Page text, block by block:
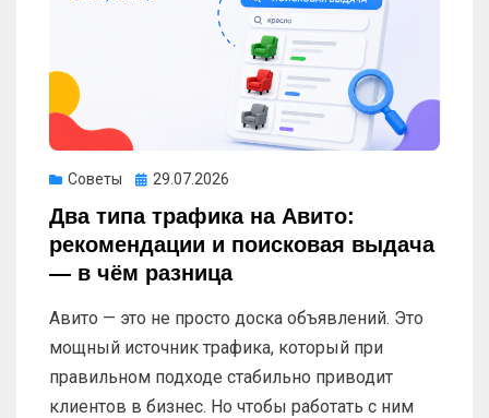
Советы Опубликовано
29.07.2026
Два типа трафика на Авито:
рекомендации и поисковая выдача
— в чём разница
Авито — это не просто доска объявлений. Это
мощный источник трафика, который при
правильном подходе стабильно приводит
клиентов в бизнес. Но чтобы работать с ним